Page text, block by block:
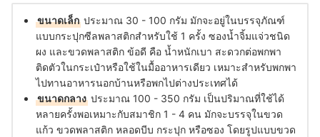
ขนาดเล็ก ประมาณ 30 - 100 กรัม มักจะอยู่ในบรรจุภัณฑ์
แบบกระปุกซีลพลาสติกสำหรับใช้ 1 ครั้ง ซองน้ำจิ้มแจ่วชนิด
ผง และขวดพลาสติก ข้อดี คือ น้ำหนักเบา สะดวกต่อพกพา
ติดตัวในกระเป๋าหรือใช้ในมื้ออาหารเดียว เหมาะสำหรับพกพา
ไปทานอาหารนอกบ้านหรือพกไปต่างประเทศได้
ขนาดกลาง ประมาณ 100 - 350 กรัม เป็นปริมาณที่ใช้ได้
หลายครั้งพอเหมาะกับสมาชิก 1 - 4 คน มักจะบรรจุในขวด
แก้ว ขวดพลาสติก หลอดบีบ กระปุก หรือซอง โดยรูปแบบขวด